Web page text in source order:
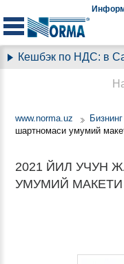
Кешбэк по НДС: в
www.norma.uz
шартномаси умумий
2021 ЙИЛ УЧУН
УМУМИЙ